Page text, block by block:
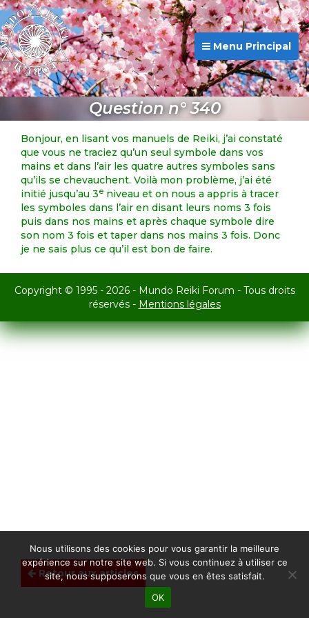
Menu Principal
Question n° 340
Retour aux articles
Bonjour, en lisant vos manuels de Reiki, j’ai constaté
que vous ne traciez qu’un seul symbole dans vos
mains et dans l’air les quatre autres symboles sans
qu’ils se chevauchent. Voilà mon problème, j’ai été
initié jusqu’au 3e niveau et on nous a appris à tracer
les symboles dans l’air en disant leurs noms 3 fois
puis dans nos mains et après chaque symbole dire
son nom 3 fois et taper dans nos mains 3 fois. Donc
je ne sais plus ce qu’il est bon de faire.
Copyright © 1995 - 2026 - Mundo Reiki Forum - Tous droits
réservés - Mentions légales
Nous utilisons des cookies pour vous garantir la meilleure
expérience sur notre site web. Si vous continuez à utiliser ce
site, nous supposerons que vous en êtes satisfait.
OK